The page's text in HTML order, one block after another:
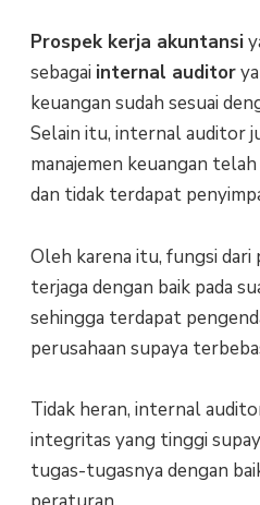
Prospek kerja akuntansi
sebagai internal auditor
keuangan sudah sesuai
Selain itu, internal auditor
manajemen keuangan
dan tidak terdapat
Oleh karena itu, fungsi dari
terjaga dengan baik pada
sehingga terdapat
perusahaan supaya
Tidak heran, internal
integritas yang tinggi
tugas-tugasnya dengan